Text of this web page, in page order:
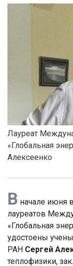
Лауреат
«Глобальная
Алексеенко
В начале июня
лауреатов
«Глобальная
удостоены
РАН Сергей
теплофизики,